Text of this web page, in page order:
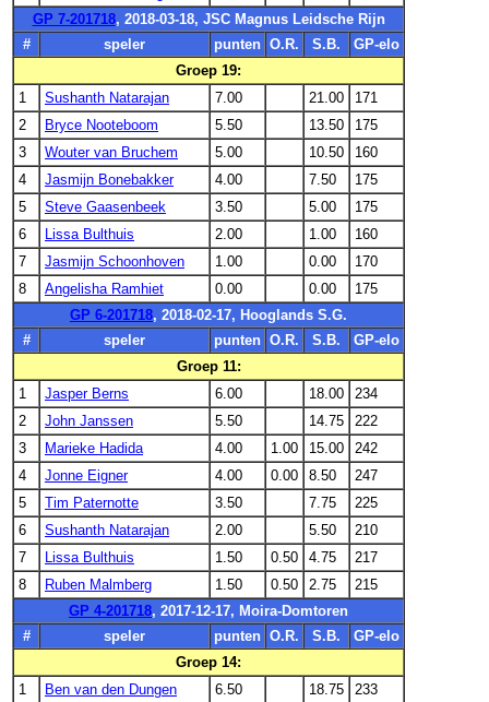
GP 7-201718, 2018-03-18, JSC Magnus Leidsche Rijn
#
speler punten O.R. S.B.
GP-elo
Groep 19:
1
Sushanth Natarajan 7.00 21.00
171
2
Bryce Nooteboom 5.50 13.50
175
3
Wouter van Bruchem 5.00 10.50
160
4
Jasmijn Bonebakker 4.00 7.50
175
5
Steve Gaasenbeek 3.50 5.00
175
6
Lissa Bulthuis 2.00 1.00
160
7
Jasmijn Schoonhoven 1.00 0.00
170
8
Angelisha Ramhiet 0.00 0.00
175
GP 6-201718, 2018-02-17, Hooglands S.G.
#
speler punten O.R. S.B.
GP-elo
Groep 11:
1
Jasper Berns 6.00 18.00
234
2
John Janssen 5.50 14.75
222
3
Marieke Hadida 4.00 1.00 15.00
242
4
Jonne Eigner 4.00 0.00 8.50
247
5
Tim Paternotte 3.50 7.75
225
6
Sushanth Natarajan 2.00 5.50
210
7
Lissa Bulthuis 1.50 0.50 4.75
217
8
Ruben Malmberg 1.50 0.50 2.75
215
GP 4-201718, 2017-12-17, Moira-Domtoren
#
speler punten O.R. S.B.
GP-elo
Groep 14:
1
Ben van den Dungen 6.50 18.75
233